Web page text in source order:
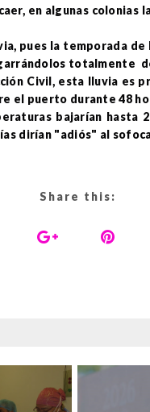
en algunas
pues la temporada
totalmente
Civil, esta lluvia es
el puerto durante 48
bajarían hasta
dirían "adiós" al
Share this: